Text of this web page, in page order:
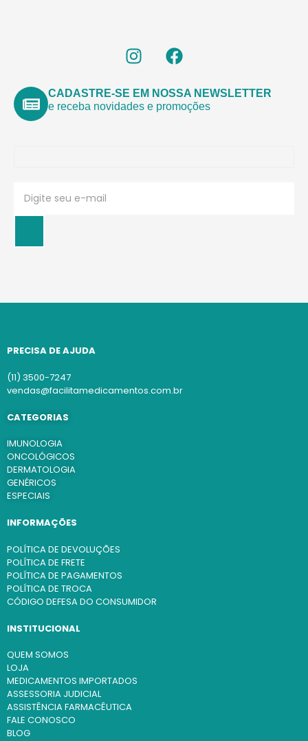
CADASTRE-SE EM NOSSA NEWSLETTER
e receba novidades e promoções
PRECISA DE AJUDA
(11) 3500-7247
vendas@facilitamedicamentos.com.br
CATEGORIAS
IMUNOLOGIA
ONCOLÓGICOS
DERMATOLOGIA
GENÉRICOS
ESPECIAIS
INFORMAÇÕES
POLÍTICA DE DEVOLUÇÕES
POLÍTICA DE FRETE
POLÍTICA DE PAGAMENTOS
POLÍTICA DE TROCA
CÓDIGO DEFESA DO CONSUMIDOR
INSTITUCIONAL
QUEM SOMOS
LOJA
MEDICAMENTOS IMPORTADOS
ASSESSORIA JUDICIAL
ASSISTÊNCIA FARMACÊUTICA
FALE CONOSCO
BLOG